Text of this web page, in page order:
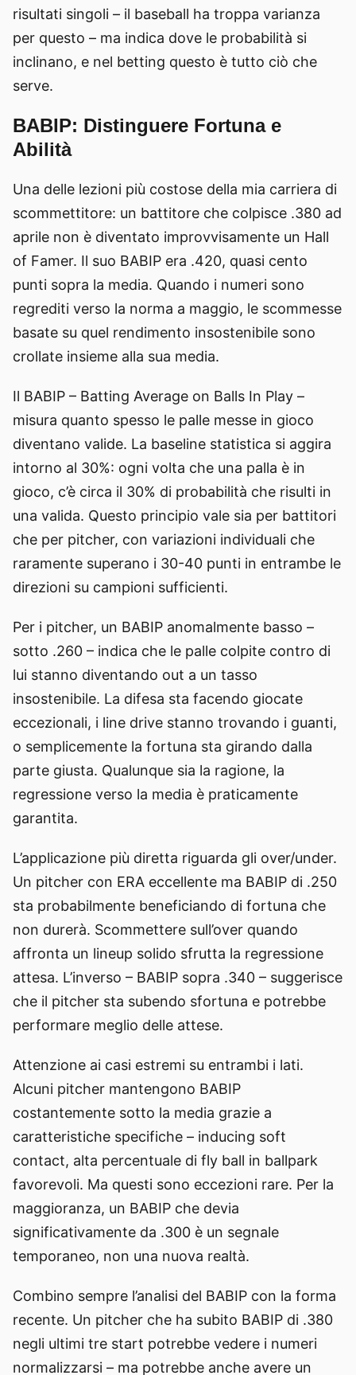
risultati singoli – il baseball ha troppa varianza
per questo – ma indica dove le probabilità si
inclinano, e nel betting questo è tutto ciò che
serve.
BABIP: Distinguere Fortuna e
Abilità
Una delle lezioni più costose della mia carriera di
scommettitore: un battitore che colpisce .380 ad
aprile non è diventato improvvisamente un Hall
of Famer. Il suo BABIP era .420, quasi cento
punti sopra la media. Quando i numeri sono
regrediti verso la norma a maggio, le scommesse
basate su quel rendimento insostenibile sono
crollate insieme alla sua media.
Il BABIP – Batting Average on Balls In Play –
misura quanto spesso le palle messe in gioco
diventano valide. La baseline statistica si aggira
intorno al 30%: ogni volta che una palla è in
gioco, c’è circa il 30% di probabilità che risulti in
una valida. Questo principio vale sia per battitori
che per pitcher, con variazioni individuali che
raramente superano i 30-40 punti in entrambe le
direzioni su campioni sufficienti.
Per i pitcher, un BABIP anomalmente basso –
sotto .260 – indica che le palle colpite contro di
lui stanno diventando out a un tasso
insostenibile. La difesa sta facendo giocate
eccezionali, i line drive stanno trovando i guanti,
o semplicemente la fortuna sta girando dalla
parte giusta. Qualunque sia la ragione, la
regressione verso la media è praticamente
garantita.
L’applicazione più diretta riguarda gli over/under.
Un pitcher con ERA eccellente ma BABIP di .250
sta probabilmente beneficiando di fortuna che
non durerà. Scommettere sull’over quando
affronta un lineup solido sfrutta la regressione
attesa. L’inverso – BABIP sopra .340 – suggerisce
che il pitcher sta subendo sfortuna e potrebbe
performare meglio delle attese.
Attenzione ai casi estremi su entrambi i lati.
Alcuni pitcher mantengono BABIP
costantemente sotto la media grazie a
caratteristiche specifiche – inducing soft
contact, alta percentuale di fly ball in ballpark
favorevoli. Ma questi sono eccezioni rare. Per la
maggioranza, un BABIP che devia
significativamente da .300 è un segnale
temporaneo, non una nuova realtà.
Combino sempre l’analisi del BABIP con la forma
recente. Un pitcher che ha subito BABIP di .380
negli ultimi tre start potrebbe vedere i numeri
normalizzarsi – ma potrebbe anche avere un